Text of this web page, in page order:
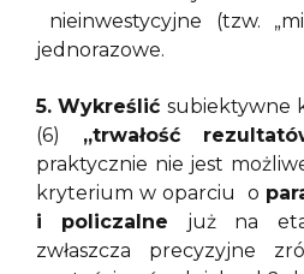
nieinwestycyjne (tzw.
jednorazowe.
5. Wykreślić subiektywne
(6)
„trwałość
praktycznie nie jest
kryterium w oparciu o
i policzalne już na
zwłaszcza precyzyjne